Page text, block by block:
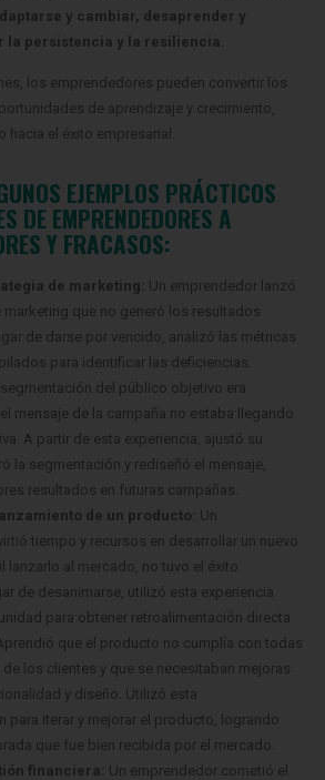
y cambiar, desaprender y
la persistencia y la resiliencia.
los emprendedores pueden convertir los
de aprendizaje y crecimiento,
el éxito empresarial.
EJEMPLOS PRÁCTICOS
DE EMPRENDEDORES A
Y FRACASOS:
de marketing: Un emprendedor lanzó
marketing que no generó los resultados
de darse por vencido, analizó las métricas
para identificar las deficiencias.
del público objetivo era
mensaje de la campaña no estaba llegando
A partir de esta experiencia, ajustó su
la segmentación y rediseñó el mensaje,
resultados en futuras campañas.
de un producto: Un
tiempo y recursos en desarrollar un nuevo
lanzarlo al mercado, no tuvo el éxito
de desanimarse, utilizó esta experiencia
para obtener retroalimentación directa
que el producto no cumplía con todas
los clientes y que se necesitaban mejoras
y diseño. Utilizó esta
para iterar y mejorar el producto, logrando
que fue bien recibida por el mercado.
financiera:
Un emprendedor cometió el